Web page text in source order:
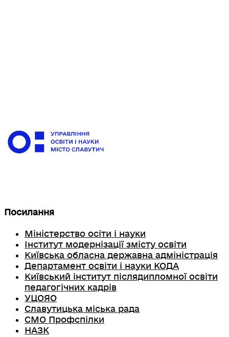
Посилання
Міністерство осіти і науки
Інститут модернізації змісту освіти
Київська обласна державна адміністрація
Департамент освіти і науки КОДА
Київський інститут післядипломної освіти
педагогічних кадрів
УЦОЯО
Славутицька міська рада
СМО Профспілки
НАЗК